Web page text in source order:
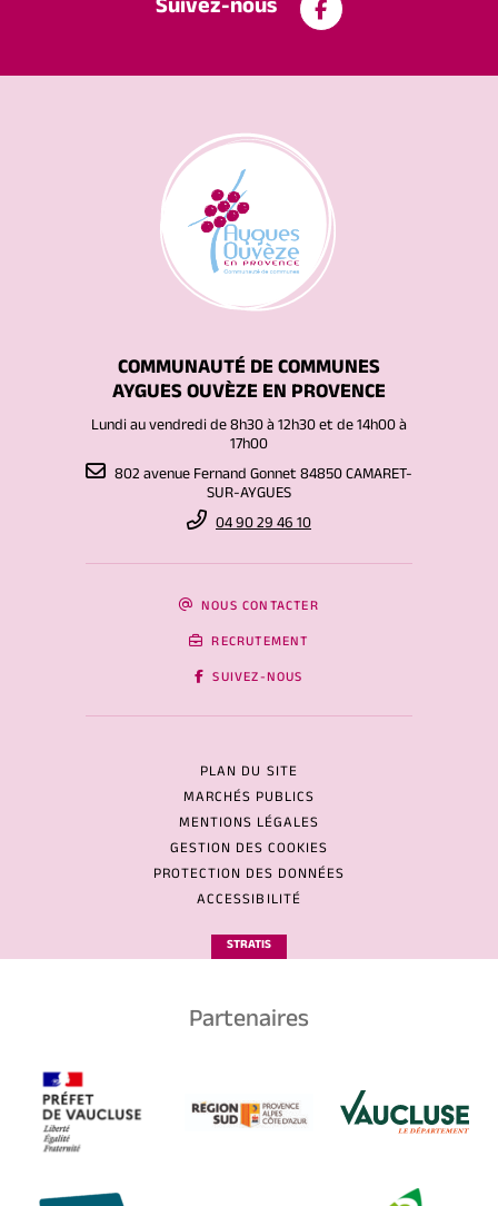
Suivez-nous
COMMUNAUTÉ DE COMMUNES
AYGUES OUVÈZE EN PROVENCE
Lundi au vendredi de 8h30 à 12h30 et de 14h00 à
17h00
802 avenue Fernand Gonnet 84850 CAMARET-
SUR-AYGUES
04 90 29 46 10
NOUS CONTACTER
RECRUTEMENT
SUIVEZ-NOUS
PLAN DU SITE
MARCHÉS PUBLICS
MENTIONS LÉGALES
GESTION DES COOKIES
PROTECTION DES DONNÉES
ACCESSIBILITÉ
STRATIS
Partenaires